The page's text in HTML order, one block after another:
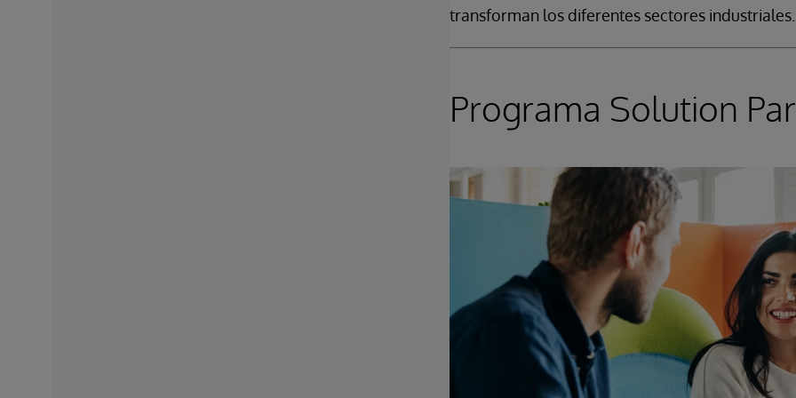
transforman los diferentes sectores industriales.
Programa Solution